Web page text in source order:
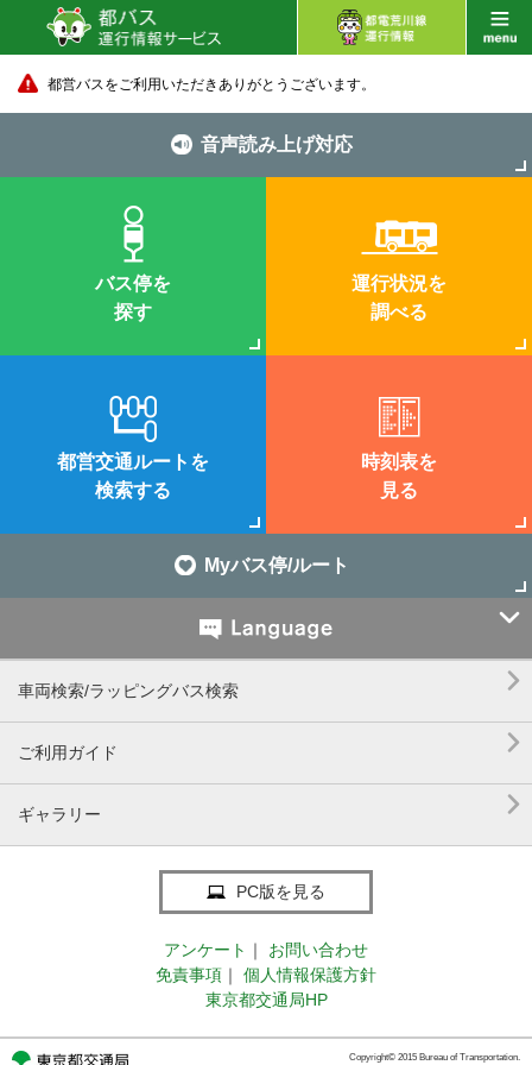
都営バスをご利用いただきありがとうございます。
音声読み上げ対応
バス停を
探す
運行状況を
調べる
都営交通ルートを
検索する
時刻表を
見る
Myバス停/ルート

車両検索/ラッピングバス検索 
ご利用ガイド 
ギャラリー 
PC版を見る
アンケート ｜
お問い合わせ
免責事項 ｜
個人情報保護方針
東京都交通局HP
Copyright© 2015 Bureau of Transportation.